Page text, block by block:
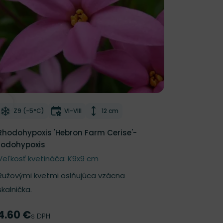
Odober do zoznamu želaní
Mrazuvzdornosť
Z9 (-5°C) Doba kvitnutia
VI-VIII Výška rastliny
12 cm
'Hebron Farm Cerise'-
kvetináča: K9x9 cm
kvetmi oslňujúca vzácna
€s DPH